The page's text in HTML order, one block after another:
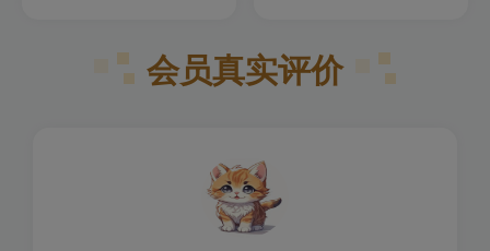
会员真实评价